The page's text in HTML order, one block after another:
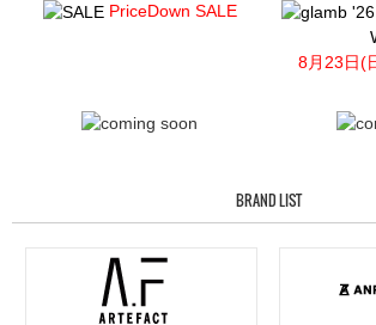
PriceDown SALE
8月23日(
BRAND LIST